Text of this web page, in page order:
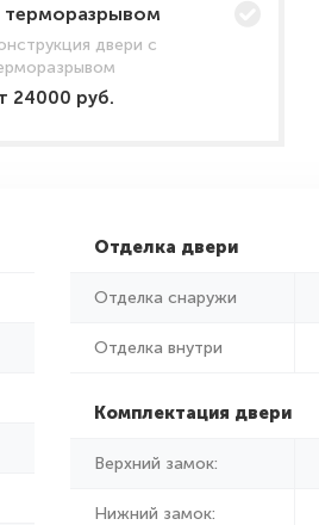
терморазрывом
двери с
24000 руб.
Отделка двери
Отделка снаружи
Отделка внутри
Комплектация двери
Верхний замок:
Нижний замок: